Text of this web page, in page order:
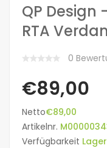
QP Design
RTA
0
€89,00
Netto€89,00
Artikelnr.
Verfügbarkeit